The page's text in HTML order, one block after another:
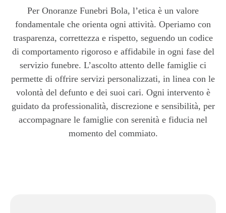
Per Onoranze Funebri Bola, l’etica è un valore
fondamentale che orienta ogni attività. Operiamo con
trasparenza, correttezza e rispetto, seguendo un codice
di comportamento rigoroso e affidabile in ogni fase del
servizio funebre. L’ascolto attento delle famiglie ci
permette di offrire servizi personalizzati, in linea con le
volontà del defunto e dei suoi cari. Ogni intervento è
guidato da professionalità, discrezione e sensibilità, per
accompagnare le famiglie con serenità e fiducia nel
momento del commiato.